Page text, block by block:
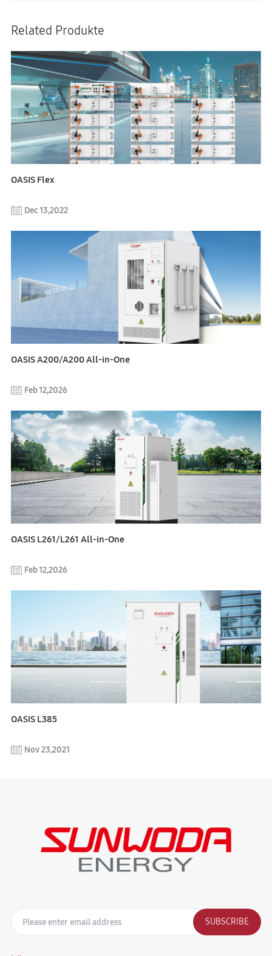
Related Produkte
OASIS Flex
Dec 13,2022
OASIS A200/A200 All-in-One
Feb 12,2026
OASIS L261/L261 All-in-One
Feb 12,2026
OASIS L385
Nov 23,2021
SUBSCRIBE